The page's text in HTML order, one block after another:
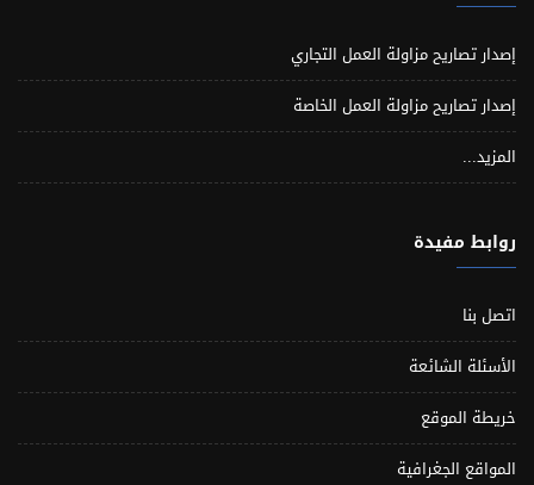
إصدار تصاريح مزاولة العمل التجاري
إصدار تصاريح مزاولة العمل الخاصة
المزيد...
روابط مفيدة
اتصل بنا
الأسئلة الشائعة
خريطة الموقع
المواقع الجغرافية